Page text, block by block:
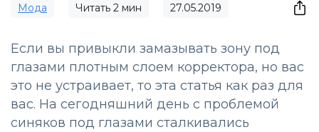
Мода Читать 2 мин 27.05.2019
Если вы привыкли замазывать зону под
глазами плотным слоем корректора, но вас
это не устраивает, то эта статья как раз для
вас. На сегодняшний день с проблемой
синяков под глазами сталкивались